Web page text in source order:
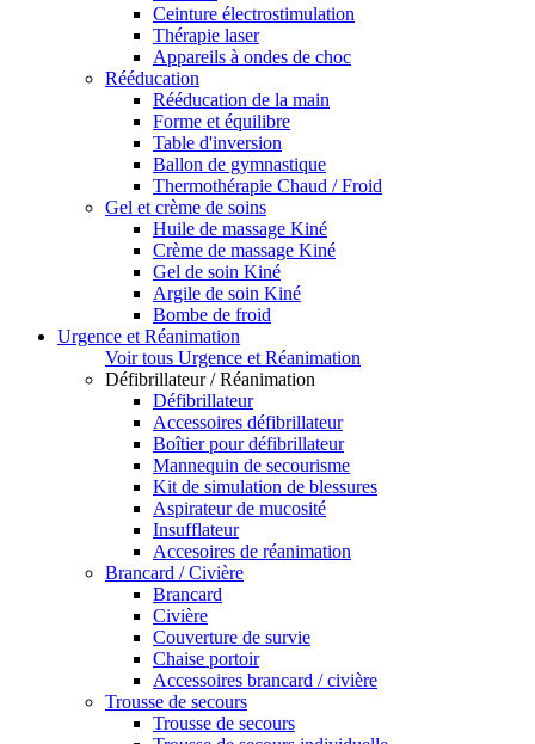
Ceinture électrostimulation
Thérapie laser
Appareils à ondes de choc
Rééducation
Rééducation de la main
Forme et équilibre
Table d'inversion
Ballon de gymnastique
Thermothérapie Chaud / Froid
Gel et crème de soins
Huile de massage Kiné
Crème de massage Kiné
Gel de soin Kiné
Argile de soin Kiné
Bombe de froid
Urgence et Réanimation
Voir tous Urgence et Réanimation
Défibrillateur / Réanimation
Défibrillateur
Accessoires défibrillateur
Boîtier pour défibrillateur
Mannequin de secourisme
Kit de simulation de blessures
Aspirateur de mucosité
Insufflateur
Accesoires de réanimation
Brancard / Civière
Brancard
Civière
Couverture de survie
Chaise portoir
Accessoires brancard / civière
Trousse de secours
Trousse de secours